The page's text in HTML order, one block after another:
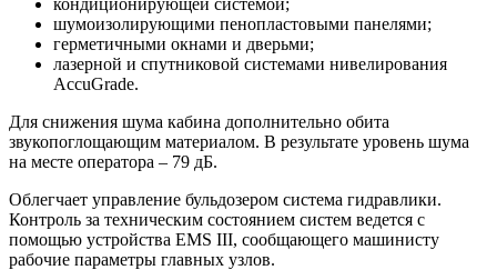
шумоизолирующими пенопластовыми панелями;
герметичными окнами и дверьми;
лазерной и спутниковой системами нивелирования
AccuGrade.
Для снижения шума кабина дополнительно обита
звукопоглощающим материалом. В результате уровень шума
на месте оператора – 79 дБ.
Облегчает управление бульдозером система гидравлики.
Контроль за техническим состоянием систем ведется с
помощью устройства EMS III, сообщающего машинисту
рабочие параметры главных узлов.